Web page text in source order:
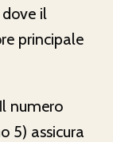
il
principale
Il numero
5) assicura